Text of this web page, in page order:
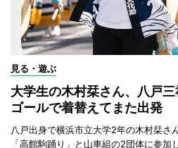
見る・遊ぶ
大学生の木村栞さん、八戸
ゴールで着替えてまた出発
八戸出身で横浜市立大学2年の木村栞さ
「高館駒踊り」と山車組の2団体に参加